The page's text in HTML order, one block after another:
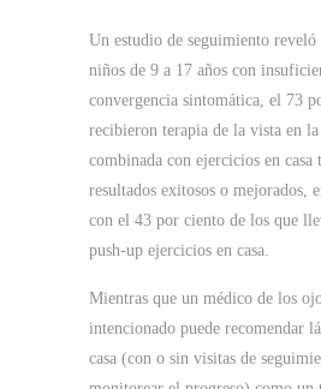
Un estudio de seguimiento reveló
niños de 9 a 17 años con
convergencia sintomática, el 73
recibieron terapia de la vista en
combinada con ejercicios en casa
resultados exitosos o mejorados,
con el 43 por ciento de los que
push-up ejercicios en casa.
Mientras que un médico de los
intencionado puede recomendar
casa (con o sin visitas de